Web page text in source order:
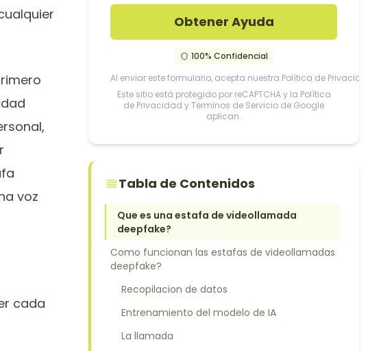
voz
cada
Obtener Ayuda
100% Confidencial
Al enviar este formulario, acepta nuestra Política de Privacidad
Este sitio está protegido por reCAPTCHA y la Política
de Privacidad yTérminos de Servicio de Google
aplican.
Tabla de Contenidos
Que es una estafa de videollamada
deepfake?
Como funcionan las estafas de videollamadas
deepfake?
Recopilacion de datos
Entrenamiento del modelo de IA
La llamada